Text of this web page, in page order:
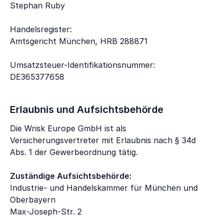
Stephan Ruby
Handelsregister:
Amtsgericht München, HRB 288871
Umsatzsteuer-Identifikationsnummer:
DE365377658
Erlaubnis und Aufsichtsbehörde
Die Wrisk Europe GmbH ist als
Versicherungsvertreter mit Erlaubnis nach § 34d
Abs. 1 der Gewerbeordnung tätig.
Zuständige Aufsichtsbehörde:
Industrie- und Handelskammer für München und
Oberbayern
Max-Joseph-Str. 2